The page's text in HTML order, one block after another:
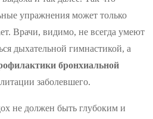
упражнения может только
Врачи, видимо, не всегда умеют
дыхательной гимнастикой, а
бронхиальной
заболевшего.
не должен быть глубоким и